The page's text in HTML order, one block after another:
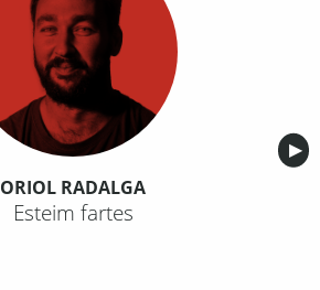
▶︎
ORIOL RADALGA
Esteim fartes